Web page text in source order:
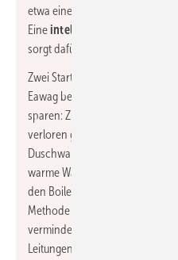
etwa eineinhalb Mal so viel
Eineintelligente Steuerung
sorgt dafür, dass keine
Zwei Start-up-Ideen, die von
Eawag begleitet werden, helfen
sparen: Zum einen wird die
verloren geht, mit
Duschwannen
warme Wasser bei Nicht-
den Boiler, anstatt in den
Methode spart nicht nur Energie
vermindert auch die Gefahr
Leitungen.